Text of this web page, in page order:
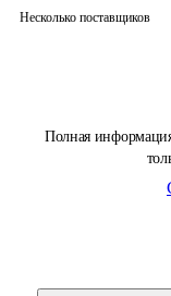
Полная
Несколько поставщиков